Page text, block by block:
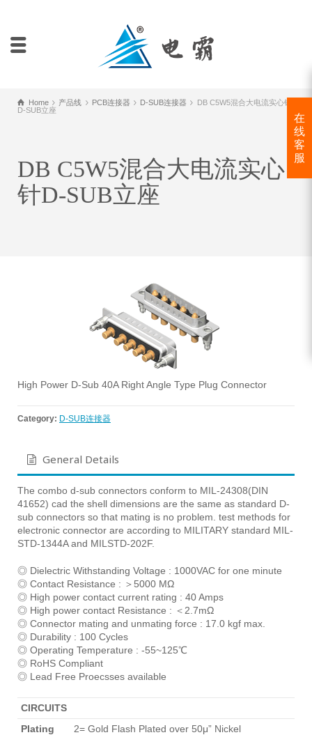
Home 产品线 PCB连接器 D-SUB连接器
DB C5W5混合大电流实心针
D-SUB立座
DB C5W5混合大电流实心
针D-SUB立座
High Power D-Sub 40A Right Angle Type Plug Connector
Category: D-SUB连接器
General Details
The combo d-sub connectors conform to MIL-24308(DIN
41652) cad the shell dimensions are the same as standard D-
sub connectors so that mating is no problem. test methods for
electronic connector are according to MILITARY standard MIL-
STD-1344A and MILSTD-202F.
◎ Dielectric Withstanding Voltage : 1000VAC for one minute
◎ Contact Resistance : ＞5000 MΩ
◎ High power contact current rating : 40 Amps
◎ High power contact Resistance : ＜2.7mΩ
◎ Connector mating and unmating force : 17.0 kgf max.
◎ Durability : 100 Cycles
◎ Operating Temperature : -55~125℃
◎ RoHS Compliant
◎ Lead Free Proecsses available
CIRCUITS
Plating
2= Gold Flash Plated over 50μ” Nickel
在
线
客
服